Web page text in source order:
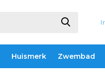
Huismerk Zwembad